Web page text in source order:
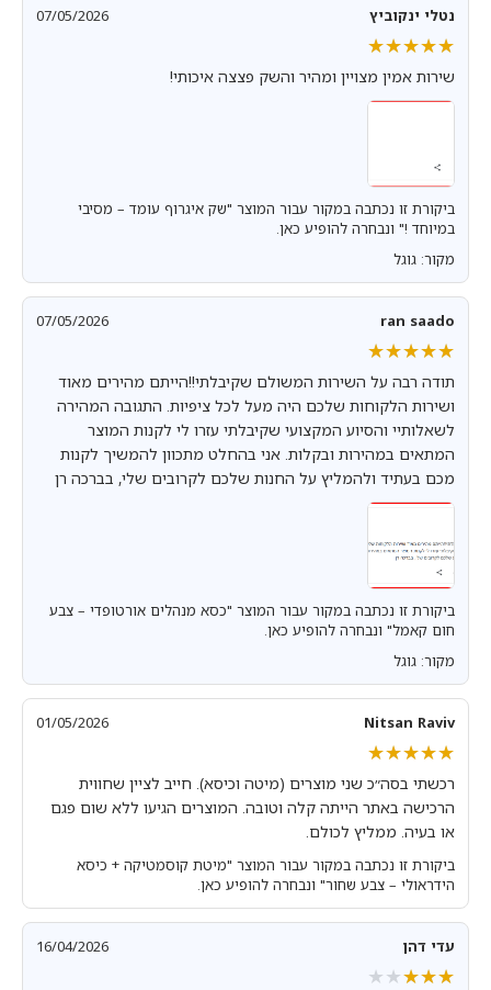
נטלי ינקוביץ 07/05/2026
★★★★★
★★★★★
שירות אמין מצויין ומהיר והשק פצצה איכותי!
ביקורת זו נכתבה במקור עבור המוצר "שק איגרוף עומד – מסיבי
במיוחד !" ונבחרה להופיע כאן.
מקור: גוגל
ran saado
07/05/2026
★★★★★
★★★★★
תודה רבה על השירות המשולם שקיבלתי!!הייתם מהירים מאוד
ושירות הלקוחות שלכם היה מעל לכל ציפיות. התגובה המהירה
לשאלותיי והסיוע המקצועי שקיבלתי עזרו לי לקנות המוצר
המתאים במהירות ובקלות. אני בהחלט מתכוון להמשיך לקנות
מכם בעתיד ולהמליץ על החנות שלכם לקרובים שלי, בברכה רן
ביקורת זו נכתבה במקור עבור המוצר "כסא מנהלים אורטופדי – צבע
חום קאמל" ונבחרה להופיע כאן.
מקור: גוגל
Nitsan Raviv
01/05/2026
★★★★★
★★★★★
רכשתי בסה״כ שני מוצרים (מיטה וכיסא). חייב לציין שחווית
הרכישה באתר הייתה קלה וטובה. המוצרים הגיעו ללא שום פגם
או בעיה. ממליץ לכולם.
ביקורת זו נכתבה במקור עבור המוצר "מיטת קוסמטיקה + כיסא
הידראולי – צבע שחור" ונבחרה להופיע כאן.
עדי דהן 16/04/2026
★★★★★
★★★★★